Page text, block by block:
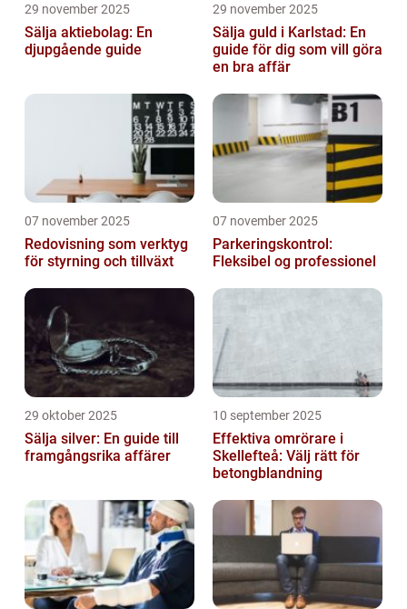
29 november 2025
Sälja aktiebolag: En
djupgående guide
29 november 2025
Sälja guld i Karlstad: En
guide för dig som vill göra
en bra affär
07 november 2025
Redovisning som verktyg
för styrning och tillväxt
07 november 2025
Parkeringskontrol:
Fleksibel og professionel
29 oktober 2025
Sälja silver: En guide till
framgångsrika affärer
10 september 2025
Effektiva omrörare i
Skellefteå: Välj rätt för
betongblandning